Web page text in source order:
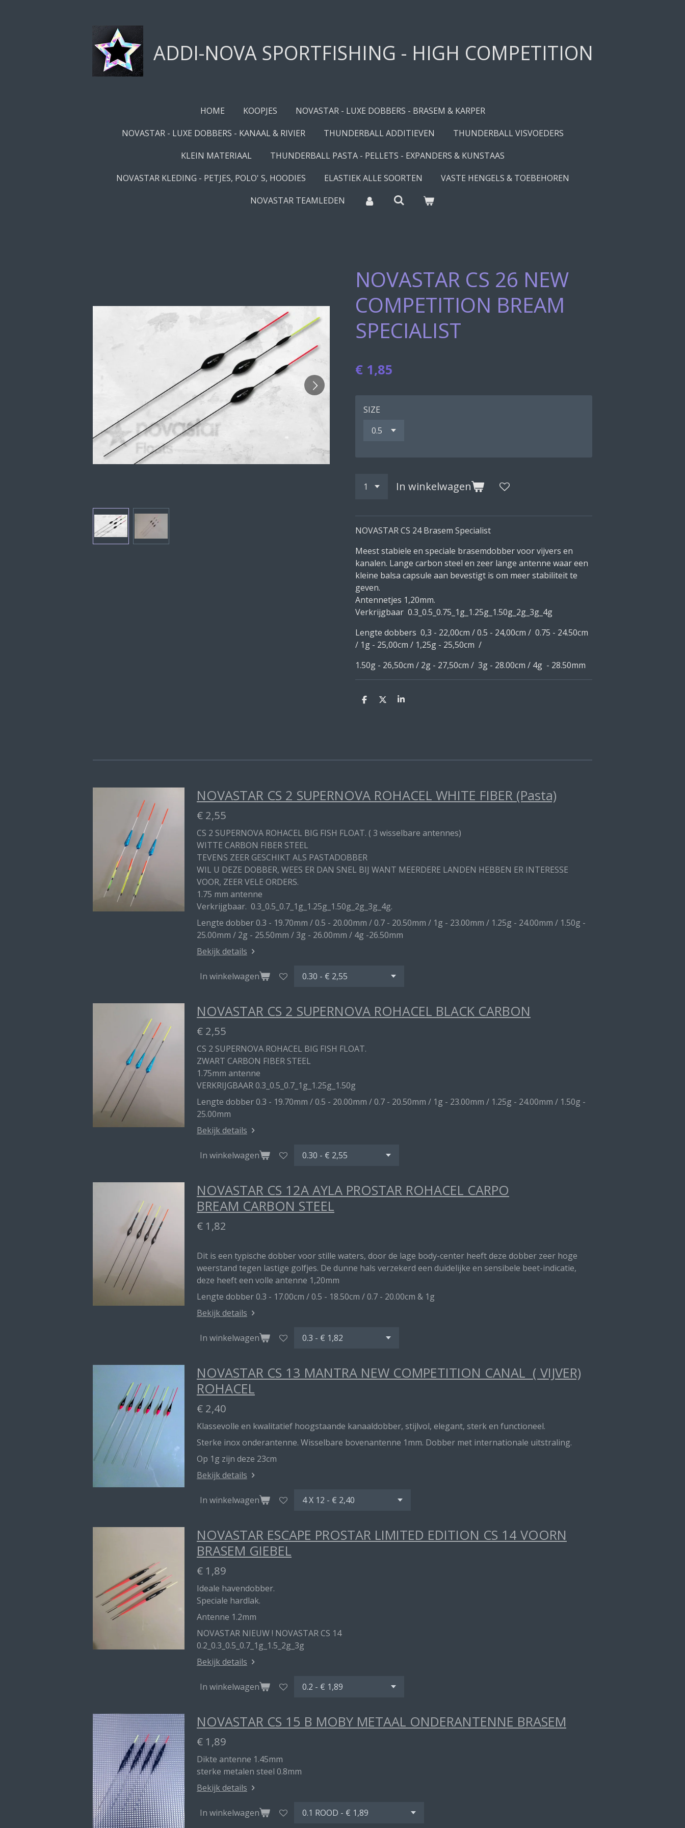
ADDI-NOVA SPORTFISHING - HIGH COMPETITION
HOME KOOPJES
NOVASTAR - LUXE DOBBERS - BRASEM & KARPER
NOVASTAR - LUXE DOBBERS - KANAAL & RIVIER
THUNDERBALL ADDITIEVEN
THUNDERBALL VISVOEDERS
KLEIN MATERIAAL
THUNDERBALL PASTA - PELLETS - EXPANDERS & KUNSTAAS
NOVASTAR KLEDING - PETJES, POLO' S, HOODIES
ELASTIEK ALLE SOORTEN
VASTE HENGELS & TOEBEHOREN
NOVASTAR TEAMLEDEN
NOVASTAR CS 26 NEW
COMPETITION BREAM
SPECIALIST
€ 1,85
SIZE
In winkelwagen
NOVASTAR CS 24 Brasem Specialist
Meest stabiele en speciale brasemdobber voor vijvers en
kanalen. Lange carbon steel en zeer lange antenne waar een
kleine balsa capsule aan bevestigt is om meer stabiliteit te
geven.
Antennetjes 1,20mm.
Verkrijgbaar 0.3_0.5_0.75_1g_1.25g_1.50g_2g_3g_4g
Lengte dobbers 0,3 - 22,00cm / 0.5 - 24,00cm / 0.75 - 24.50cm
/ 1g - 25,00cm / 1,25g - 25,50cm /
1.50g - 26,50cm / 2g - 27,50cm / 3g - 28.00cm / 4g - 28.50mm
D
D
S
NOVASTAR CS 2 SUPERNOVA ROHACEL WHITE FIBER (Pasta)
€ 2,55
CS 2 SUPERNOVA ROHACEL BIG FISH FLOAT. ( 3 wisselbare antennes)
WITTE CARBON FIBER STEEL
TEVENS ZEER GESCHIKT ALS PASTADOBBER
WIL U DEZE DOBBER, WEES ER DAN SNEL BIJ WANT MEERDERE LANDEN HEBBEN ER INTERESSE
VOOR, ZEER VELE ORDERS.
1.75 mm antenne
Verkrijgbaar. 0.3_0.5_0.7_1g_1.25g_1.50g_2g_3g_4g.
Lengte dobber 0.3 - 19.70mm / 0.5 - 20.00mm / 0.7 - 20.50mm / 1g - 23.00mm / 1.25g - 24.00mm / 1.50g -
25.00mm / 2g - 25.50mm / 3g - 26.00mm / 4g -26.50mm
Bekijk details
In winkelwagen
NOVASTAR CS 2 SUPERNOVA ROHACEL BLACK CARBON
€ 2,55
CS 2 SUPERNOVA ROHACEL BIG FISH FLOAT.
ZWART CARBON FIBER STEEL
1.75mm antenne
VERKRIJGBAAR 0.3_0.5_0.7_1g_1.25g_1.50g
Lengte dobber 0.3 - 19.70mm / 0.5 - 20.00mm / 0.7 - 20.50mm / 1g - 23.00mm / 1.25g - 24.00mm / 1.50g -
25.00mm
Bekijk details
In winkelwagen
NOVASTAR CS 12A AYLA PROSTAR ROHACEL CARPO
BREAM CARBON STEEL
€ 1,82
Dit is een typische dobber voor stille waters, door de lage body-center heeft deze dobber zeer hoge
weerstand tegen lastige golfjes. De dunne hals verzekerd een duidelijke en sensibele beet-indicatie,
deze heeft een volle antenne 1,20mm
Lengte dobber 0.3 - 17.00cm / 0.5 - 18.50cm / 0.7 - 20.00cm & 1g
Bekijk details
In winkelwagen
NOVASTAR CS 13 MANTRA NEW COMPETITION CANAL ( VIJVER)
ROHACEL
€ 2,40
Klassevolle en kwalitatief hoogstaande kanaaldobber, stijlvol, elegant, sterk en functioneel.
Sterke inox onderantenne. Wisselbare bovenantenne 1mm. Dobber met internationale uitstraling.
Op 1g zijn deze 23cm
Bekijk details
In winkelwagen
NOVASTAR ESCAPE PROSTAR LIMITED EDITION CS 14 VOORN
BRASEM GIEBEL
€ 1,89
Ideale havendobber.
Speciale hardlak.
Antenne 1.2mm
NOVASTAR NIEUW ! NOVASTAR CS 14
0.2_0.3_0.5_0.7_1g_1.5_2g_3g
Bekijk details
In winkelwagen
NOVASTAR CS 15 B MOBY METAAL ONDERANTENNE BRASEM
€ 1,89
Dikte antenne 1.45mm
sterke metalen steel 0.8mm
Bekijk details
In winkelwagen